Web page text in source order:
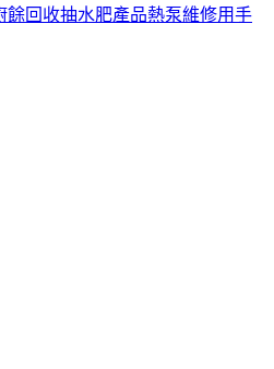
餘回收抽水肥產品熱泵維修用手